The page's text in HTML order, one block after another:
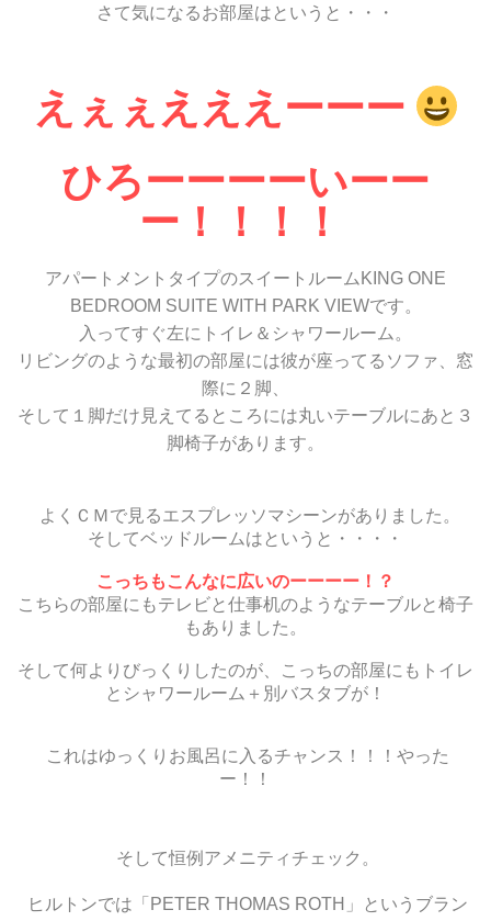
さて気になるお部屋はというと・・・
えぇぇえええーーー
ひろーーーーいーー
ー！！！！
アパートメントタイプのスイートルームKING ONE
BEDROOM SUITE WITH PARK VIEWです。
入ってすぐ左にトイレ＆シャワールーム。
リビングのような最初の部屋には彼が座ってるソファ、窓
際に２脚、
そして１脚だけ見えてるところには丸いテーブルにあと３
脚椅子があります。
よくＣＭで見るエスプレッソマシーンがありました。
そしてベッドルームはというと・・・・
こっちもこんなに広いのーーーー！？
こちらの部屋にもテレビと仕事机のようなテーブルと椅子
もありました。
そして何よりびっくりしたのが、こっちの部屋にもトイレ
とシャワールーム＋別バスタブが！
これはゆっくりお風呂に入るチャンス！！！やった
ー！！
そして恒例アメニティチェック。
ヒルトンでは「PETER THOMAS ROTH」というブラン